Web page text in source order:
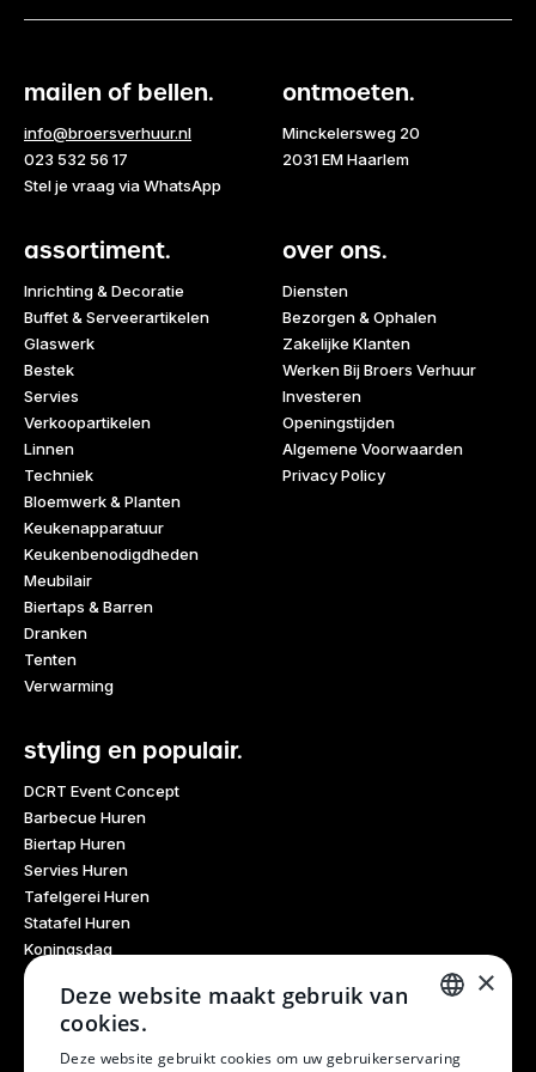
mailen of bellen.
info@broersverhuur.nl
023 532 56 17
Stel je vraag via WhatsApp
ontmoeten.
Minckelersweg 20
2031 EM Haarlem
assortiment.
Inrichting & Decoratie
Buffet & Serveerartikelen
Glaswerk
Bestek
Servies
Verkoopartikelen
Linnen
Techniek
Bloemwerk & Planten
Keukenapparatuur
Keukenbenodigdheden
Meubilair
Biertaps & Barren
Dranken
Tenten
Verwarming
over ons.
Diensten
Bezorgen & Ophalen
Zakelijke Klanten
Werken Bij Broers Verhuur
Investeren
Openingstijden
Algemene Voorwaarden
Privacy Policy
styling en populair.
DCRT Event Concept
Barbecue Huren
Biertap Huren
Servies Huren
Tafelgerei Huren
Statafel Huren
Koningsdag
Glaswerk Huren
Feestdagen
Haarlem Culinair
Evenementen Verhuur
×
Deze website maakt gebruik van
cookies.
Deze website gebruikt cookies om uw gebruikerservaring